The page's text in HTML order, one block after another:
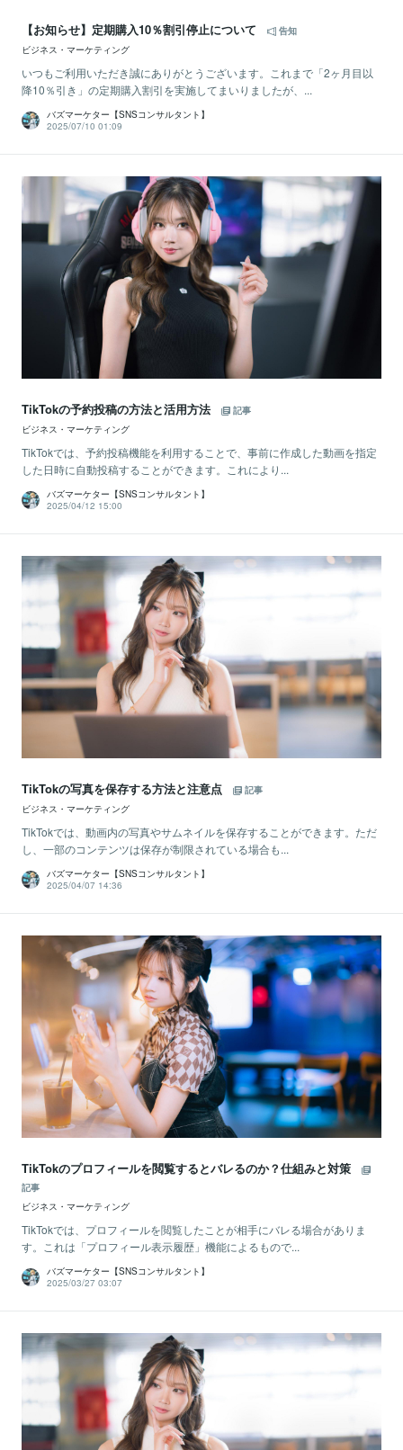
【お知らせ】定期購入10％割引停止について
告知
ビジネス・マーケティング
いつもご利用いただき誠にありがとうございます。これまで「2ヶ月目以
降10％引き」の定期購入割引を実施してまいりましたが、...
バズマーケター【SNSコンサルタント】
2025/07/10 01:09
TikTokの予約投稿の方法と活用方法
記事
ビジネス・マーケティング
TikTokでは、予約投稿機能を利用することで、事前に作成した動画を指定
した日時に自動投稿することができます。これにより...
バズマーケター【SNSコンサルタント】
2025/04/12 15:00
TikTokの写真を保存する方法と注意点
記事
ビジネス・マーケティング
TikTokでは、動画内の写真やサムネイルを保存することができます。ただ
し、一部のコンテンツは保存が制限されている場合も...
バズマーケター【SNSコンサルタント】
2025/04/07 14:36
TikTokのプロフィールを閲覧するとバレるのか？仕組みと対策
記事
ビジネス・マーケティング
TikTokでは、プロフィールを閲覧したことが相手にバレる場合がありま
す。これは「プロフィール表示履歴」機能によるもので...
バズマーケター【SNSコンサルタント】
2025/03/27 03:07